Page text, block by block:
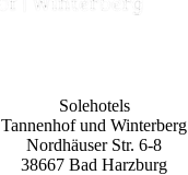
Solehotels
Tannenhof und Winterberg
Nordhäuser Str. 6-8
38667 Bad Harzburg